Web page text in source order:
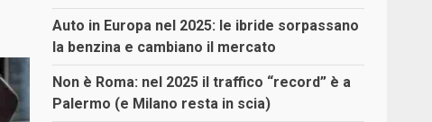
Auto in Europa nel 2025: le ibride sorpassano
la benzina e cambiano il mercato
Non è Roma: nel 2025 il traffico “record” è a
Palermo (e Milano resta in scia)